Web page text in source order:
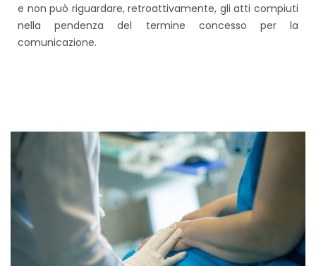
e non può riguardare, retroattivamente, gli atti compiuti
nella pendenza del termine concesso per la
comunicazione.